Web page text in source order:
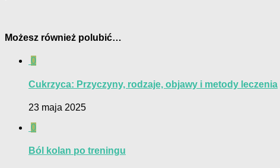
Możesz również polubić…
0
Cukrzyca: Przyczyny, rodzaje, objawy i metody leczenia
23 maja 2025
0
Ból kolan po treningu